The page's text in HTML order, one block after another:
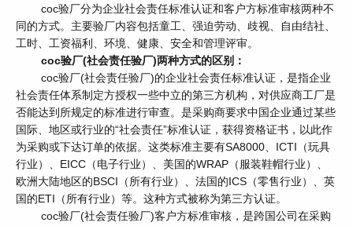
coc验厂分为企业社会责任标准认证和客户方标准审核两种不
同的方式。主要验厂内容包括童工、强迫劳动、歧视、自由结社、
工时、工资福利、环境、健康、安全和管理评审。
coc验厂(社会责任验厂)两种方式的区别：
coc验厂(社会责任验厂)的企业社会责任标准认证，是指企业
社会责任体系制定方授权一些中立的第三方机构，对供应商工厂是
否能达到所规定的标准进行审查。是采购商要求中国企业通过某些
国际、地区或行业的“社会责任”标准认证，获得资格证书，以此作
为采购或下达订单的依据。这类标准主要有SA8000、ICTI（玩具
行业）、EICC（电子行业）、美国的WRAP（服装鞋帽行业）、
欧洲大陆地区的BSCI（所有行业）、法国的ICS（零售行业）、英
国的ETI（所有行业）等。这种方式被称为第三方认证。
coc验厂(社会责任验厂)客户方标准审核，是跨国公司在采购